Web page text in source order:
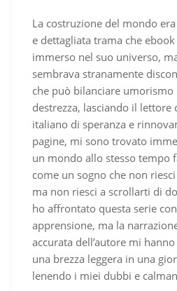
La costruzione del mondo
e dettagliata trama che
immerso nel suo universo,
sembrava stranamente
che può bilanciare umorismo
destrezza, lasciando il lettore
italiano di speranza e
pagine, mi sono trovato
un mondo allo stesso tempo
come un sogno che non
ma non riesci a scrollarti di
ho affrontato questa serie
apprensione, ma la
accurata dell’autore mi
una brezza leggera in una
lenendo i miei dubbi e